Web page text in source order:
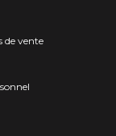
de vente